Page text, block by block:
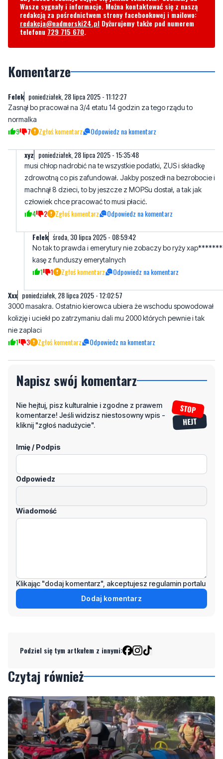
Komentarze
Zasnął bo pracował na 3/4 etatu 14 godzin za tego rządu to
9 7 Zgłoś komentarz Odpowiedz na komentarz
xyz
musi chłop nadrobić na te wszystkie podatki, ZUS i składkę
machnął 8 dzieci, to by jeszcze z MOPSu dostał, a tak jak
człowiek chce pracować to musi płacić.
4 2 Zgłoś komentarz Odpowiedz na komentarz
Felek środa, 30 lipca 2025 - 08:59:42
No tak to prawda i emerytury nie zobaczy bo ryży
1 1 Zgłoś komentarz Odpowiedz na komentarz
poniedziałek, 28 lipca 2025 - 12:02:57
3000 masakra. Ostatnio kierowca ubiera że wschodu spowodował
nie zaplaci
1 3 Zgłoś komentarz Odpowiedz na komentarz
Napisz swój komentarz
komentarze! Jeśli widzisz niestosowny wpis -
kliknij "zgłoś nadużycie".
Imię / Podpis
Odpowiedz
Wiadomość
2